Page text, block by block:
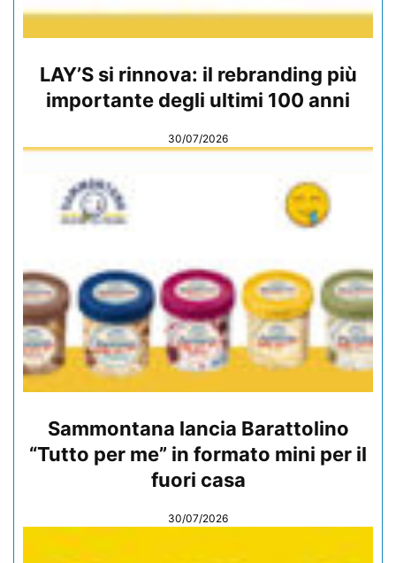
LAY’S si rinnova: il rebranding più
importante degli ultimi 100 anni
30/07/2026
Sammontana lancia Barattolino
“Tutto per me” in formato mini per il
fuori casa
30/07/2026